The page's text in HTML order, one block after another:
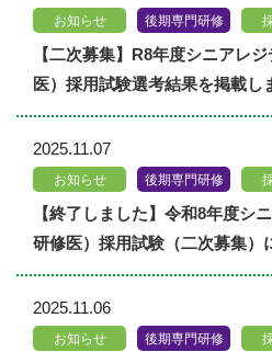
お知らせ 後期専門研修
【二次募集】R8年度シニアレ
医）採用試験選考結果を掲載し
2025.11.07
お知らせ 後期専門研修
【終了しました】令和8年度シ
研修医）採用試験（二次募集）
2025.11.06
お知らせ 後期専門研修